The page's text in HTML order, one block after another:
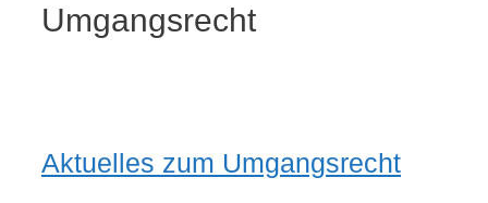
Umgangsrecht
Aktuelles zum Umgangsrecht